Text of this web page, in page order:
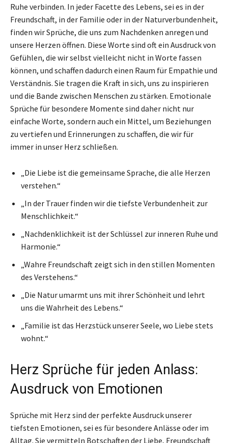
Ruhe verbinden. In jeder Facette des Lebens, sei es in der
Freundschaft, in der Familie oder in der Naturverbundenheit,
finden wir Sprüche, die uns zum Nachdenken anregen und
unsere Herzen öffnen. Diese Worte sind oft ein Ausdruck von
Gefühlen, die wir selbst vielleicht nicht in Worte fassen
können, und schaffen dadurch einen Raum für Empathie und
Verständnis. Sie tragen die Kraft in sich, uns zu inspirieren
und die Bande zwischen Menschen zu stärken. Emotionale
Sprüche für besondere Momente sind daher nicht nur
einfache Worte, sondern auch ein Mittel, um Beziehungen
zu vertiefen und Erinnerungen zu schaffen, die wir für
immer in unser Herz schließen.
„Die Liebe ist die gemeinsame Sprache, die alle Herzen
verstehen.“
„In der Trauer finden wir die tiefste Verbundenheit zur
Menschlichkeit.“
„Nachdenklichkeit ist der Schlüssel zur inneren Ruhe und
Harmonie.“
„Wahre Freundschaft zeigt sich in den stillen Momenten
des Verstehens.“
„Die Natur umarmt uns mit ihrer Schönheit und lehrt
uns die Wahrheit des Lebens.“
„Familie ist das Herzstück unserer Seele, wo Liebe stets
wohnt.“
Herz Sprüche für jeden Anlass:
Ausdruck von Emotionen
Sprüche mit Herz sind der perfekte Ausdruck unserer
tiefsten Emotionen, sei es für besondere Anlässe oder im
Alltag. Sie vermitteln Botschaften der Liebe, Freundschaft